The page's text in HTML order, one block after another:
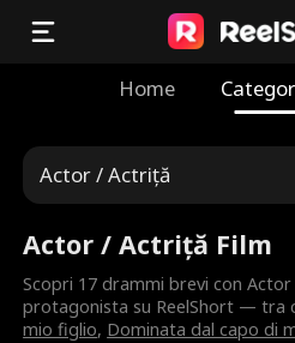
Home
Actor / Actriță
Actor / Actriță Film
Scopri 17 drammi brevi con
protagonista su ReelShort — tra
mio figlio, Dominata dal capo di